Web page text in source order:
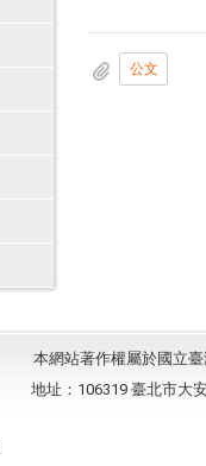
公文
本網站著作權屬於國立臺
地址：106319 臺北市大